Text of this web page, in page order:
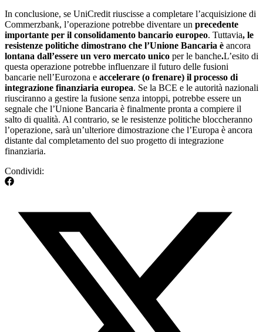
In conclusione, se UniCredit riuscisse a completare l’acquisizione di
Commerzbank, l’operazione potrebbe diventare un precedente
importante per il consolidamento bancario europeo. Tuttavia, le
resistenze politiche dimostrano che l’Unione Bancaria è ancora
lontana dall’essere un vero mercato unico per le banche.L’esito di
questa operazione potrebbe influenzare il futuro delle fusioni
bancarie nell’Eurozona e accelerare (o frenare) il processo di
integrazione finanziaria europea. Se la BCE e le autorità nazionali
riusciranno a gestire la fusione senza intoppi, potrebbe essere un
segnale che l’Unione Bancaria è finalmente pronta a compiere il
salto di qualità. Al contrario, se le resistenze politiche bloccheranno
l’operazione, sarà un’ulteriore dimostrazione che l’Europa è ancora
distante dal completamento del suo progetto di integrazione
finanziaria.
Condividi: